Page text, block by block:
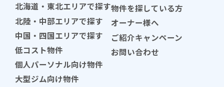
北海道・東北エリアで探す
北陸・中部エリアで探す
中国・四国エリアで探す
低コスト物件
個人パーソナル向け物件
大型ジム向け物件
物件を探している方
オーナー様へ
ご紹介キャンペーン
お問い合わせ